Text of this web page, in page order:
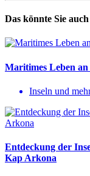
Das könnte Sie
Maritimes Leben
Inseln und
Entdeckung der
Kap Arkona